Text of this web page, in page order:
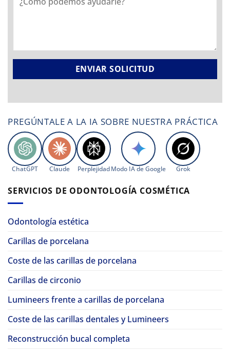
PREGÚNTALE A LA IA SOBRE NUESTRA PRÁCTICA
ChatGPT Claude Perplejidad Modo IA de Google Grok
SERVICIOS DE ODONTOLOGÍA COSMÉTICA
Odontología estética
Carillas de porcelana
Coste de las carillas de porcelana
Carillas de circonio
Lumineers frente a carillas de porcelana
Coste de las carillas dentales y Lumineers
Reconstrucción bucal completa